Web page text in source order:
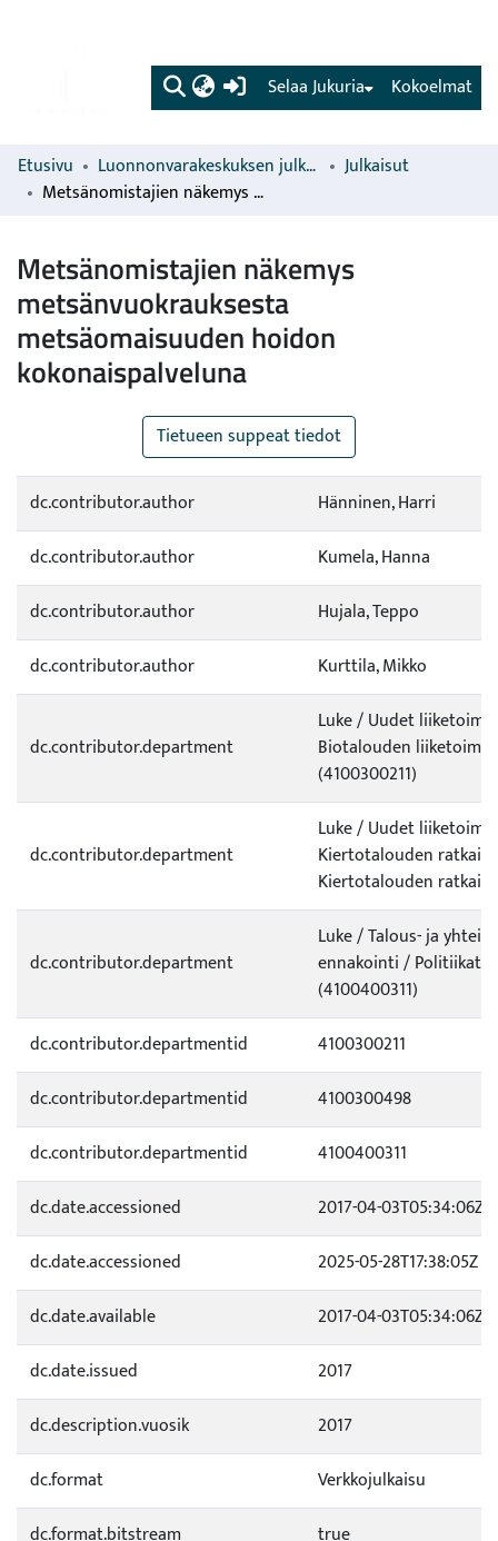
(current) Kokoelmat
Selaa Jukuria
Etusivu Luonnonvarakeskuksen julkaisut
Julkaisut
Metsänomistajien näkemys metsänvuokrauksesta metsäomaisuuden hoidon kokonaispalveluna
Metsänomistajien näkemys
metsänvuokrauksesta
metsäomaisuuden hoidon
kokonaispalveluna
Tietueen suppeat tiedot
dc.contributor.author
Hänninen, Harri
dc.contributor.author
Kumela, Hanna
dc.contributor.author
Hujala, Teppo
dc.contributor.author
Kurttila, Mikko
dc.contributor.department
Luke / Uudet
Biotalouden
(4100300211)
dc.contributor.department
Luke / Uudet
Kiertotalouden
Kiertotalouden
dc.contributor.department
Luke / Talous- ja
ennakointi / Politiikat,
(4100400311)
dc.contributor.departmentid
4100300211
dc.contributor.departmentid
4100300498
dc.contributor.departmentid
4100400311
dc.date.accessioned
2017-04-03T05:34:06Z
dc.date.accessioned
2025-05-28T17:38:05Z
dc.date.available
2017-04-03T05:34:06Z
dc.date.issued
2017
dc.description.vuosik
2017
dc.format
Verkkojulkaisu
dc.format.bitstream
true